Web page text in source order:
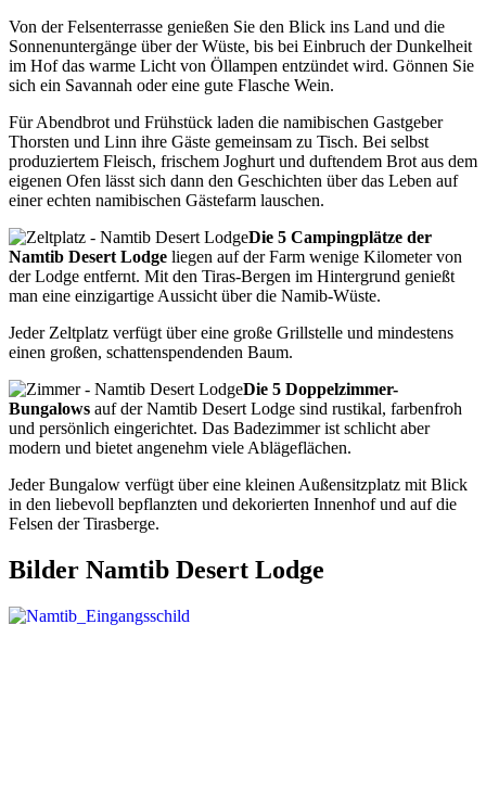
Von der Felsenterrasse genießen Sie den Blick ins Land und die
Sonnenuntergänge über der Wüste, bis bei Einbruch der Dunkelheit
im Hof das warme Licht von Öllampen entzündet wird. Gönnen Sie
sich ein Savannah oder eine gute Flasche Wein.
Für Abendbrot und Frühstück laden die namibischen Gastgeber
Thorsten und Linn ihre Gäste gemeinsam zu Tisch. Bei selbst
produziertem Fleisch, frischem Joghurt und duftendem Brot aus dem
eigenen Ofen lässt sich dann den Geschichten über das Leben auf
einer echten namibischen Gästefarm lauschen.
Die 5 Campingplätze der
Namtib Desert Lodge liegen auf der Farm wenige Kilometer von
der Lodge entfernt. Mit den Tiras-Bergen im Hintergrund genießt
man eine einzigartige Aussicht über die Namib-Wüste.
Jeder Zeltplatz verfügt über eine große Grillstelle und mindestens
einen großen, schattenspendenden Baum.
Die 5 Doppelzimmer-
Bungalows auf der Namtib Desert Lodge sind rustikal, farbenfroh
und persönlich eingerichtet. Das Badezimmer ist schlicht aber
modern und bietet angenehm viele Ablägeflächen.
Jeder Bungalow verfügt über eine kleinen Außensitzplatz mit Blick
in den liebevoll bepflanzten und dekorierten Innenhof und auf die
Felsen der Tirasberge.
Bilder Namtib Desert Lodge